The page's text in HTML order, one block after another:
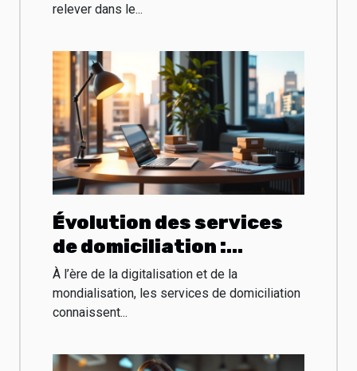
relever dans le...
Évolution des services
de domiciliation :
tendances et
prédictions
À l’ère de la digitalisation et de la
mondialisation, les services de domiciliation
connaissent...